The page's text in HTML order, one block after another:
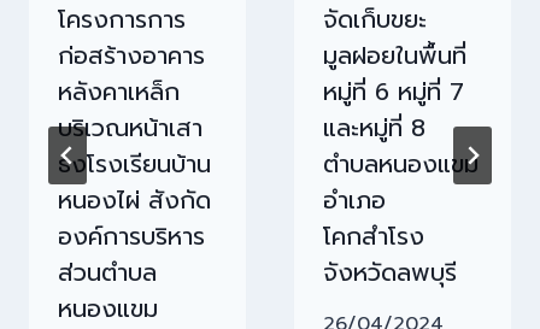
โครงการการ
ก่อสร้างอาคาร
หลังคาเหล็ก
บริเวณหน้าเสา
ธงโรงเรียนบ้าน
หนองไผ่ สังกัด
องค์การบริหาร
ส่วนตำบล
หนองแขม
จัดเก็บขยะ
มูลฝอยในพื้นที่
หมู่ที่ 6 หมู่ที่ 7
และหมู่ที่ 8
ตำบลหนองแขม
อำเภอ
โคกสำโรง
จังหวัดลพบุรี